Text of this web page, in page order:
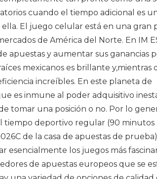
cuando el tiempo adicional es
El juego celular está en una gran
de América del Norte. En IM
apuestas y aumentar sus ganancias
mexicanos es brillante y,mientras
increíbles. En este planeta de
es inmune al poder adquisitivo
tomar una posición o no. Por lo
tiempo deportivo regular (90 minutos
de la casa de apuestas de
los juegos más
de apuestas europeos que se